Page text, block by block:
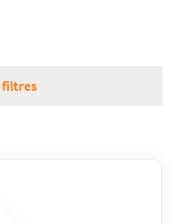
filtres